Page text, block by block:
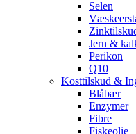
Selen
Jern &
Perikon
Q10
Kosttilskud &
Blåbær
Enzymer
Fibre
Fiskeolie